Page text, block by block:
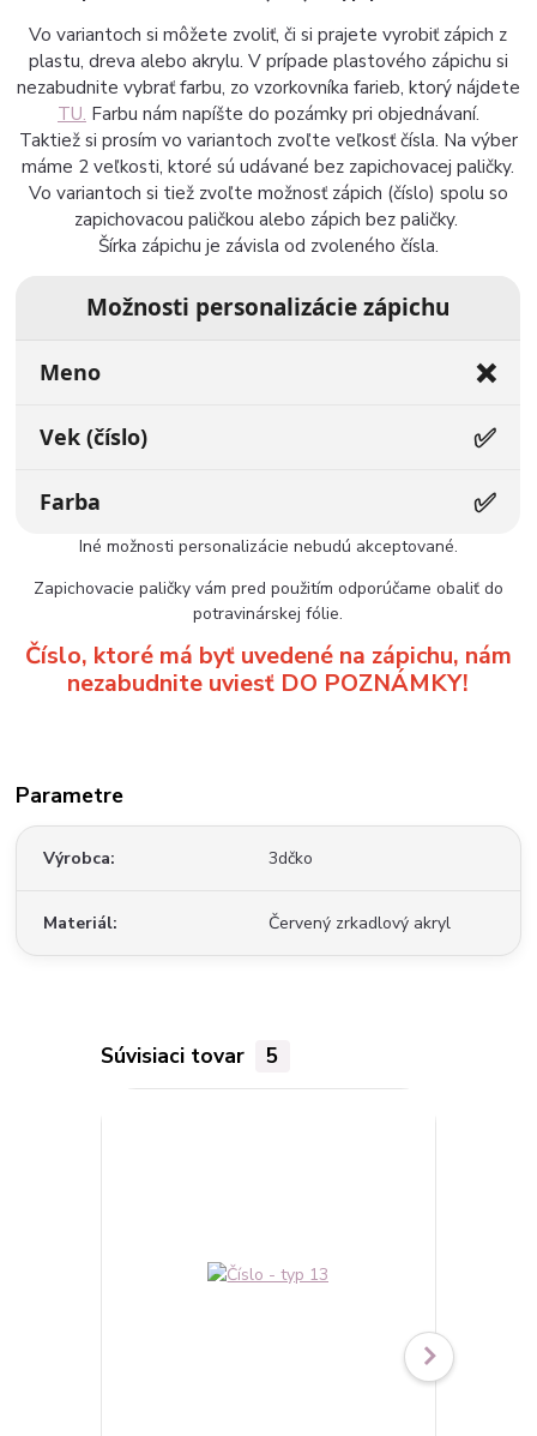
Vo variantoch si môžete zvoliť, či si prajete vyrobiť zápich z
plastu, dreva alebo akrylu. V prípade plastového zápichu si
nezabudnite vybrať farbu, zo vzorkovníka farieb, ktorý nájdete
TU. Farbu nám napíšte do pozámky pri objednávaní.
Taktiež si prosím vo variantoch zvoľte veľkosť čísla. Na výber
máme 2 veľkosti, ktoré sú udávané bez zapichovacej paličky.
Vo variantoch si tiež zvoľte možnosť zápich (číslo) spolu so
zapichovacou paličkou alebo zápich bez paličky.
Šírka zápichu je závisla od zvoleného čísla.
Možnosti personalizácie zápichu
Meno ❌
Vek (číslo) ✅
Farba ✅
Iné možnosti personalizácie nebudú akceptované.
Zapichovacie paličky vám pred použitím odporúčame obaliť do
potravinárskej fólie.
Číslo, ktoré má byť uvedené na zápichu, nám
nezabudnite uviesť DO POZNÁMKY!
Parametre
Výrobca 3dčko
Materiál Červený zrkadlový akryl
Súvisiaci tovar 5